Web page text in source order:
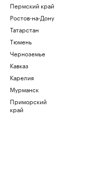
Пермский край
Ростов-на-Дону
Татарстан
Тюмень
Черноземье
Кавказ
Карелия
Мурманск
Приморский
край